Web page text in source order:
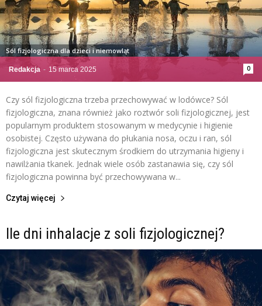
Redakcja - 15 marca 2025 0
Sól fizjologiczna dla dzieci i niemowląt
Czy sól fizjologiczna trzeba przechowywać w lodówce? Sól
fizjologiczna, znana również jako roztwór soli fizjologicznej, jest
popularnym produktem stosowanym w medycynie i higienie
osobistej. Często używana do płukania nosa, oczu i ran, sól
fizjologiczna jest skutecznym środkiem do utrzymania higieny i
nawilżania tkanek. Jednak wiele osób zastanawia się, czy sól
fizjologiczna powinna być przechowywana w...
Czytaj więcej
Ile dni inhalacje z soli fizjologicznej?